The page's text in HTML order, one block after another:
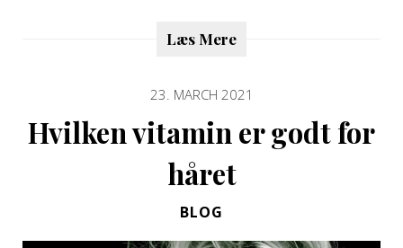
Læs Mere
23. MARCH 2021
Hvilken vitamin er godt for
håret
BLOG